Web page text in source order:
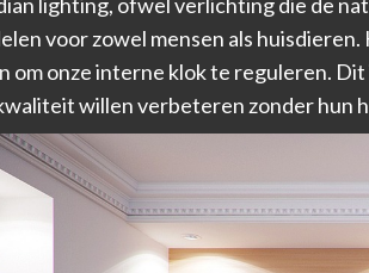
voor zowel mensen als
om onze interne klok te reguleren.
willen verbeteren zonder hun